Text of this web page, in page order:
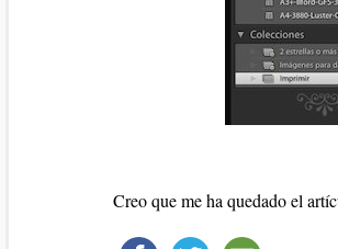
Creo que me ha quedado el